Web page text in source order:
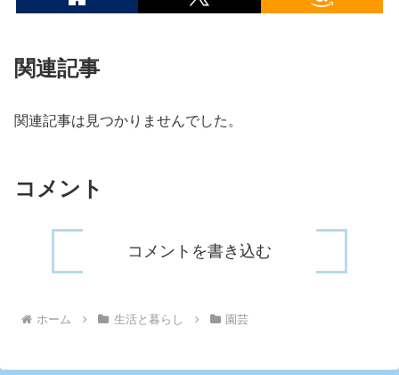
関連記事
関連記事は見つかりませんでした。
コメント
コメントを書き込む
ホーム 生活と暮らし 園芸